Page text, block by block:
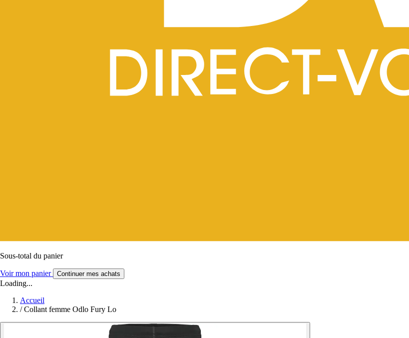
Sous-total du panier
Voir mon panier Continuer mes achats
Loading...
Accueil
/ Collant femme Odlo Fury Lo